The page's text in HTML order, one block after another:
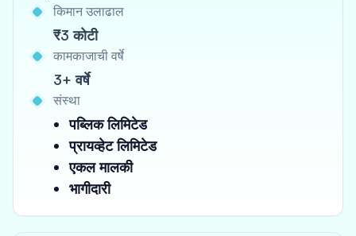
किमान उलाढाल
₹3 कोटी
कामकाजाची वर्षे
3+ वर्षे
संस्था
पब्लिक लिमिटेड
प्रायव्हेट लिमिटेड
एकल मालकी
भागीदारी